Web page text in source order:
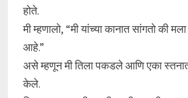
होते.
मी म्हणालो, “मी यांच्या कानात सांगतो की
आहे.”
असे म्हणून मी तिला पकडले आणि एका
केले.